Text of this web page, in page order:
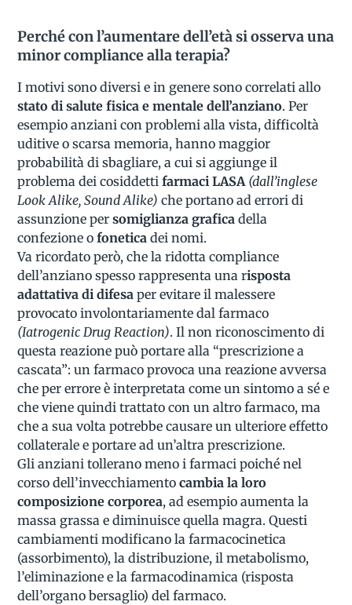
Perché con l’aumentare dell’età si osserva una
minor compliance alla terapia?
I motivi sono diversi e in genere sono correlati allo
stato di salute fisica e mentale dell’anziano. Per
esempio anziani con problemi alla vista, difficoltà
uditive o scarsa memoria, hanno maggior
probabilità di sbagliare, a cui si aggiunge il
problema dei cosiddettifarmaci LASA (dall’inglese
Look Alike, Sound Alike) che portano ad errori di
assunzione persomiglianza grafica della
confezione ofonetica dei nomi.
Va ricordato però, che la ridotta compliance
dell’anziano spesso rappresenta una risposta
adattativa di difesa per evitare il malessere
provocato involontariamente dal farmaco
(Iatrogenic Drug Reaction). Il non riconoscimento di
questa reazione può portare alla “prescrizione a
cascata”: un farmaco provoca una reazione avversa
che per errore è interpretata come un sintomo a sé e
che viene quindi trattato con un altro farmaco, ma
che a sua volta potrebbe causare un ulteriore effetto
collaterale e portare ad un’altra prescrizione.
Gli anziani tollerano meno i farmaci poiché nel
corso dell’invecchiamentocambia la loro
composizione corporea, ad esempio aumenta la
massa grassa e diminuisce quella magra. Questi
cambiamenti modificano la farmacocinetica
(assorbimento), la distribuzione, il metabolismo,
l’eliminazione e la farmacodinamica (risposta
dell’organo bersaglio) del farmaco.